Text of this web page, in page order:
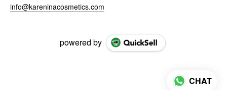
info@kareninacosmetics.com
powered by
CHAT